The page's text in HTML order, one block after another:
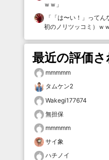
ｗｗ 」
「 「は〜い！」って
初のノリツッコミ）ｗ
最近の評価
mmmmm
タムケン2
Wakegi177674
無担保
mmmmm
サイ象
ハチノイ